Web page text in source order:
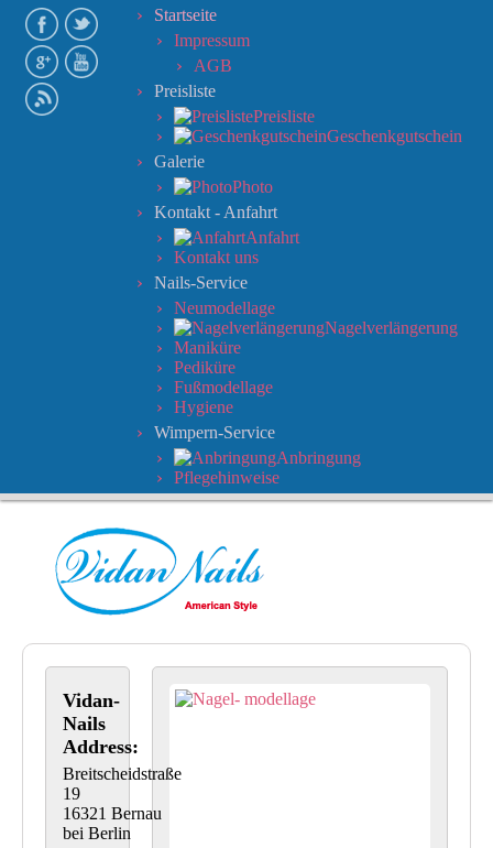
Startseite
Impressum
AGB
Preisliste
Preisliste
Geschenkgutschein
Galerie
Photo
Kontakt - Anfahrt
Anfahrt
Kontakt uns
Nails-Service
Neumodellage
Nagelverlängerung
Maniküre
Pediküre
Fußmodellage
Hygiene
Wimpern-Service
Anbringung
Pflegehinweise
Vidan-
Nails
Address:
Breitscheidstraße
19
16321 Bernau
bei Berlin